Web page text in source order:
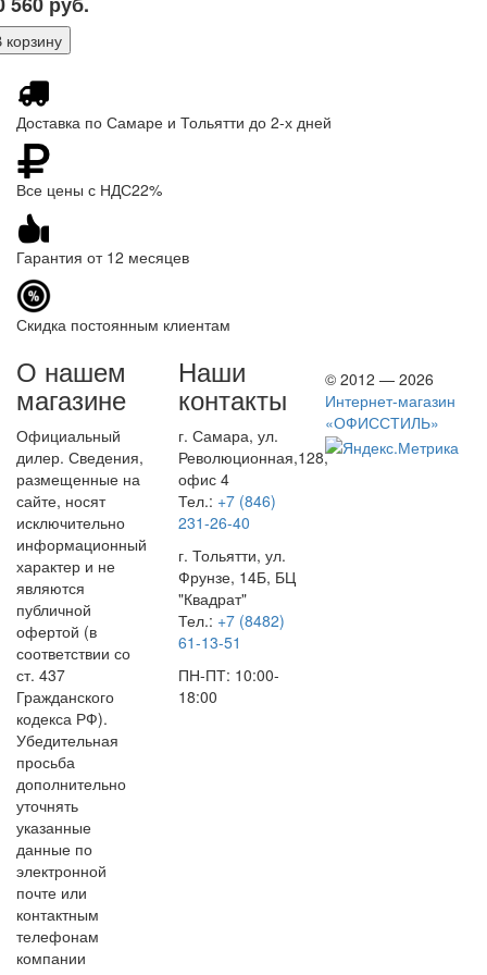
Доставка по Самаре и Тольятти до 2-х дней
Все цены с НДС22%
Гарантия от 12 месяцев
Скидка постоянным клиентам
О нашем
магазине
Официальный
дилер. Сведения,
размещенные на
сайте, носят
исключительно
информационный
характер и не
являются
публичной
офертой (в
соответствии со
ст. 437
Гражданского
кодекса РФ).
Убедительная
просьба
дополнительно
уточнять
указанные
данные по
электронной
почте или
контактным
телефонам
компании
Наши
контакты
г. Самара, ул.
Революционная,128,
офис 4
Тел.: +7 (846)
231-26-40
г. Тольятти, ул.
Фрунзе, 14Б, БЦ
"Квадрат"
Тел.: +7 (8482)
61-13-51
ПН-ПТ: 10:00-
18:00
© 2012 — 2026
Интернет-магазин
«ОФИССТИЛЬ»